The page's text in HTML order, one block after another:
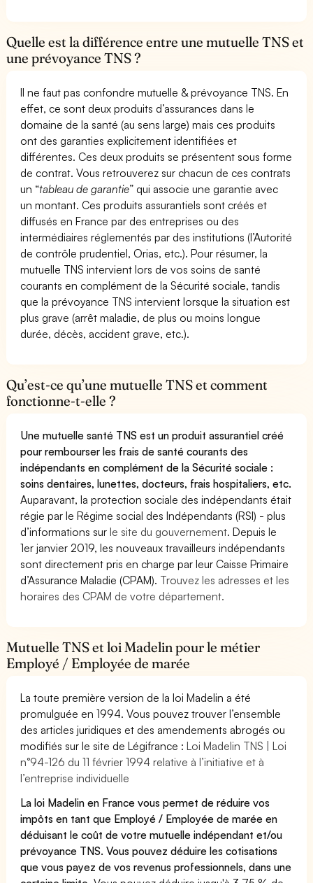
Quelle est la différence entre une mutuelle TNS et
une prévoyance TNS ?
Il ne faut pas confondre mutuelle & prévoyance TNS. En
effet, ce sont deux produits d’assurances dans le
domaine de la santé (au sens large) mais ces produits
ont des garanties explicitement identifiées et
différentes. Ces deux produits se présentent sous forme
de contrat. Vous retrouverez sur chacun de ces contrats
un “tableau de garantie” qui associe une garantie avec
un montant. Ces produits assurantiels sont créés et
diffusés en France par des entreprises ou des
intermédiaires réglementés par des institutions (l’Autorité
de contrôle prudentiel, Orias, etc.). Pour résumer, la
mutuelle TNS intervient lors de vos soins de santé
courants en complément de la Sécurité sociale, tandis
que la prévoyance TNS intervient lorsque la situation est
plus grave (arrêt maladie, de plus ou moins longue
durée, décès, accident grave, etc.).
Qu’est-ce qu’une mutuelle TNS et comment
fonctionne-t-elle ?
Une mutuelle santé TNS est un produit assurantiel créé
pour rembourser les frais de santé courants des
indépendants en complément de la Sécurité sociale :
soins dentaires, lunettes, docteurs, frais hospitaliers, etc.
Auparavant, la protection sociale des indépendants était
régie par le Régime social des Indépendants (RSI) - plus
d’informations surle site du gouvernement. Depuis le
1er janvier 2019, les nouveaux travailleurs indépendants
sont directement pris en charge par leur Caisse Primaire
d’Assurance Maladie (CPAM). Trouvez les adresses et les
horaires des CPAM de votre département.
Mutuelle TNS et loi Madelin pour le métier
Employé / Employée de marée
La toute première version de la loi Madelin a été
promulguée en 1994. Vous pouvez trouver l’ensemble
des articles juridiques et des amendements abrogés ou
modifiés sur le site de Légifrance :Loi Madelin TNS | Loi
n°94-126 du 11 février 1994 relative à l’initiative et à
l’entreprise individuelle
La loi Madelin en France vous permet de réduire vos
impôts en tant que Employé / Employée de marée en
déduisant le coût de votre mutuelle indépendant et/ou
prévoyance TNS. Vous pouvez déduire les cotisations
que vous payez de vos revenus professionnels, dans une